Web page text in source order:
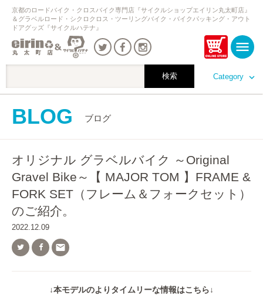
Category
京都のロードバイク・クロスバイク専門店『サイクルショップエイリン丸太町店』
＆グラベルロード・シクロクロス・ツーリングバイク・バイクパッキング・アウト
ドアグッズ『サイクルハテナ』
BLOG ブログ
オリジナル グラベルバイク ～Original
Gravel Bike～【 MAJOR TOM 】FRAME &
FORK SET（フレーム＆フォークセット）
のご紹介。
2022.12.09

↓本モデルのよりタイムリーな情報はこちら↓